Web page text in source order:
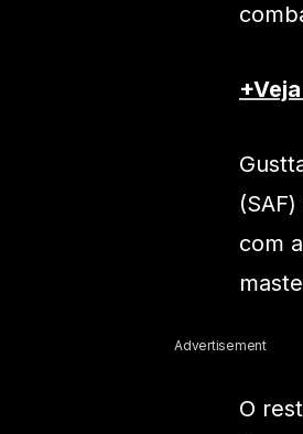
com
Advertisement
O